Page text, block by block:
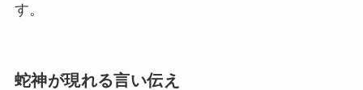
す。
蛇神が現れる言い伝え